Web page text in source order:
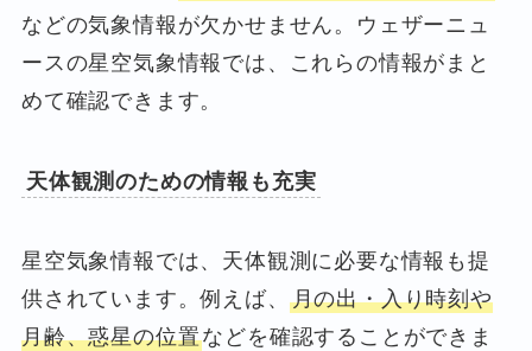
などの気象情報が欠かせません。ウェザーニュ
ースの星空気象情報では、これらの情報がまと
めて確認できます。
天体観測のための情報も充実
星空気象情報では、天体観測に必要な情報も提
供されています。例えば、 月の出・入り時刻や
月齢、惑星の位置などを確認することができま